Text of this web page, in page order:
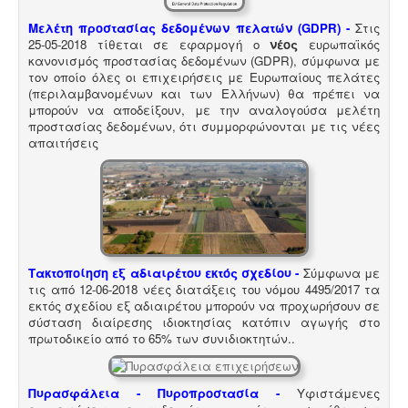
Κτηματολόγιο - .Η υποβολή δηλώσεων στο
κτηματολόγιο ξεκίνησε, ένας τρόπος για να
αποφευχθεί η ταλαιπωρία είναι να υποβληθεί η
δήλωση ηλεκτρονικά μέσω ίντερνετ.
Μελέτη περιβαλλοντικών επιπτώσεων -
περισσότερα είδη επιχειρήσεων προκειμένου να
εγκατασταθούν ή συνεχίσουν να λειτουργούν
χρειάζονται περιβαλλοντική άδεια σε ισχύ. Η άδεια
εκδίδεται μετά από την έγκριση της σχετικής μελέτης
περιβαλλοντικών επιπτώσεων.
Μελέτη προστασίας δεδομένων πελατών (GDPR) - Στις
25-05-2018 τίθεται σε εφαρμογή ονέος ευρωπαϊκός
κανονισμός προστασίας δεδομένων (GDPR), σύμφωνα με
τον οποίο όλες οι επιχειρήσεις με Ευρωπαίους πελάτες
(περιλαμβανομένων και των Ελλήνων) θα πρέπει να
μπορούν να αποδείξουν, με την αναλογούσα μελέτη
προστασίας δεδομένων, ότι συμμορφώνονται με τις νέες
απαιτήσεις
Τακτοποίηση εξ αδιαιρέτου εκτός σχεδίου - Σύμφωνα με
τις από 12-06-2018 νέες διατάξεις του νόμου 4495/2017 τα
εκτός σχεδίου εξ αδιαιρέτου μπορούν να προχωρήσουν σε
σύσταση διαίρεσης ιδιοκτησίας κατόπιν αγωγής στο
πρωτοδικείο από το 65% των συνιδιοκτητών..
Πυρασφάλεια - Πυροπροστασία -
Υφιστάμενες